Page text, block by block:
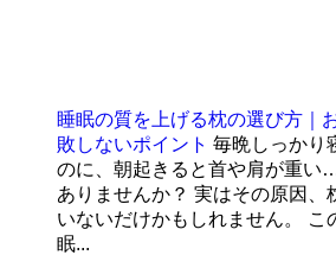
睡眠の質を上げる枕の選び方｜
敗しないポイント 毎晩しっかり
のに、朝起きると首や肩が重い
ありませんか？ 実はその原因、
いないだけかもしれません。 こ
眠...